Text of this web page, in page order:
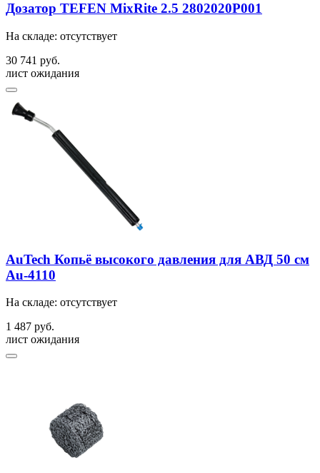
Дозатор TEFEN MixRite 2.5 2802020P001
На складе: отсутствует
30 741 руб.
лист ожидания
AuTech Копьё высокого давления для АВД 50 см
Au-4110
На складе: отсутствует
1 487 руб.
лист ожидания